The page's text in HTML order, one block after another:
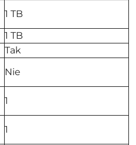
1 TB
1 TB
Tak
Nie
1
1